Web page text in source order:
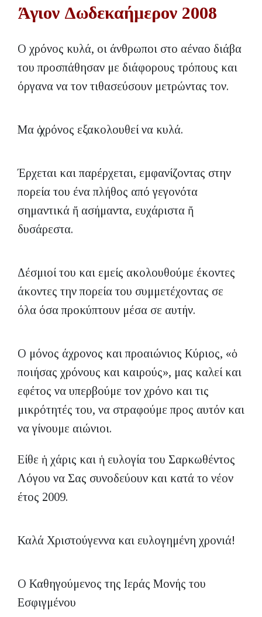
Άγιον Δωδεκαήμερον 2008
O χρόνος κυλά, οι άνθρωποι στο αέναο διάβα
του προσπάθησαν με διάφορους τρόπους και
όργανα να τον τιθασεύσουν μετρώντας τον.
Μα ὁ χρόνος εξακολουθεί να κυλά.
Έρχεται και παρέρχεται, εμφανίζοντας στην
πορεία του ένα πλήθος από γεγονότα
σημαντικά ἤ ασήμαντα, ευχάριστα ἤ
δυσάρεστα.
Δέσμιοί του και εμείς ακολουθούμε έκοντες
άκοντες την πορεία του συμμετέχοντας σε
όλα όσα προκύπτουν μέσα σε αυτήν.
O μόνος άχρονος και προαιώνιος Κύριος, «ὁ
ποιήσας χρόνους και καιρούς», μας καλεί και
εφέτος να υπερβούμε τον χρόνο και τις
μικρότητές του, να στραφούμε προς αυτόν και
να γίνουμε αιώνιοι.
Είθε ἡ χάρις και ἡ ευλογία του Σαρκωθέντος
Λόγου να Σας συνοδεύουν και κατά το νέον
έτος 2009.
Καλά Χριστούγεννα και ευλογημένη χρονιά!
Ο Καθηγούμενος της Ιεράς Μονής του
Εσφιγμένου